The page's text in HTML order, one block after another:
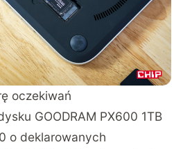
oczekiwań
GOODRAM PX600 1TB
o deklarowanych